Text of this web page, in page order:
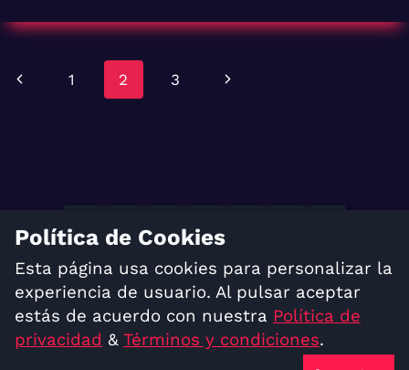
CUENTA
PARA
ARRANQUE
COUNTER-
Navegación
Página
1 2 3
Siguiente
TÉRMINOS Y CONDICIONES
POLÍTICA DE PRIVACIDAD
© 2023 Acaisdev, C.A. Todos los derechos
reservados
Política de Cookies
Esta página usa cookies para personalizar la
experiencia de usuario. Al pulsar aceptar
estás de acuerdo con nuestra Política de
privacidad & Términos y condiciones.